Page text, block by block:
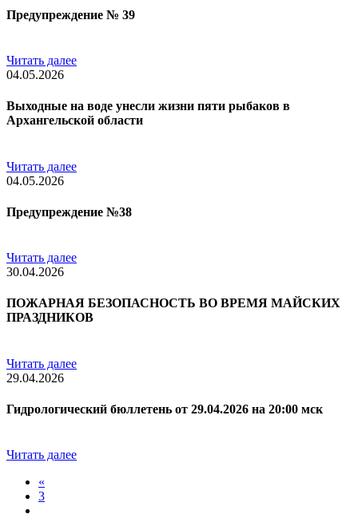
Предупреждение № 39
Читать далее
04.05.2026
Выходные на воде унесли жизни пяти рыбаков в
Архангельской области
Читать далее
04.05.2026
Предупреждение №38
Читать далее
30.04.2026
ПОЖАРНАЯ БЕЗОПАСНОСТЬ ВО ВРЕМЯ МАЙСКИХ
ПРАЗДНИКОВ
Читать далее
29.04.2026
Гидрологический бюллетень от 29.04.2026 на 20:00 мск
Читать далее
«
3